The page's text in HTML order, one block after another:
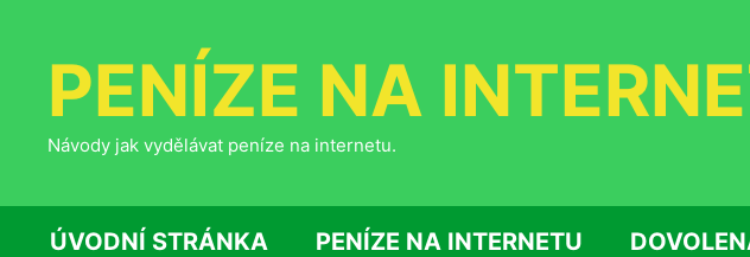
obsahPENÍZE NA
Návody jak vydělávat peníze na internetu.
ÚVODNÍ STRÁNKA PENÍZE NA INTERNETU